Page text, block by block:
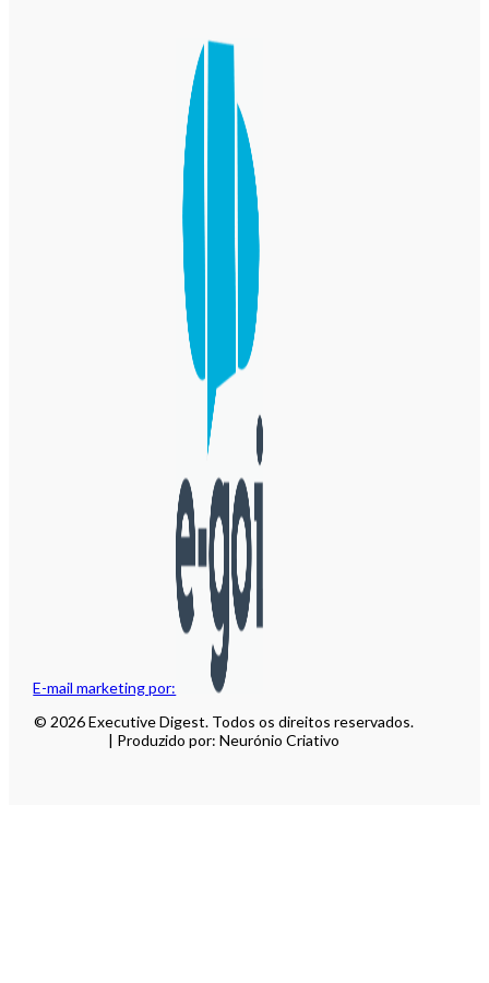
E-mail marketing por:
© 2026 Executive Digest. Todos os direitos reservados.
| Produzido por: Neurónio Criativo